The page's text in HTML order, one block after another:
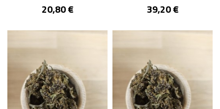
Prix
20,80 € Prix
39,20 €